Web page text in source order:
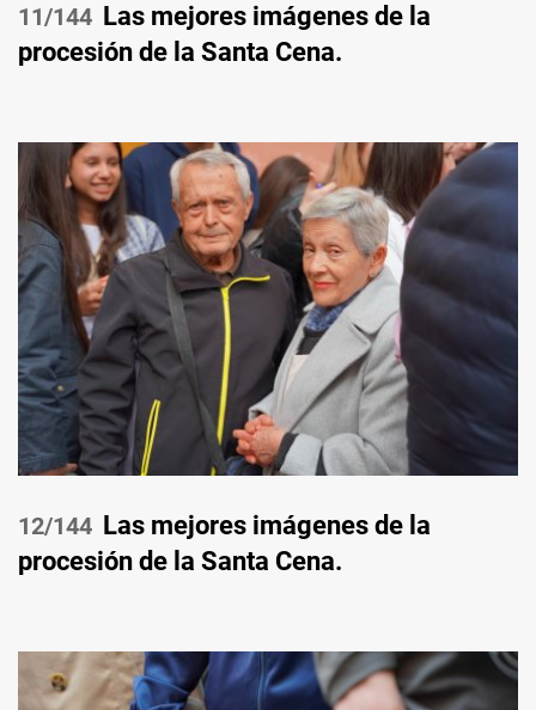
/144 Las mejores imágenes de la
procesión de la Santa Cena.
/144 Las mejores imágenes de la
procesión de la Santa Cena.